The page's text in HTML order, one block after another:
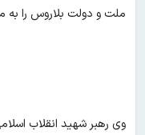
ملت و دولت بلاروس را به
وی رهبر شهید انقلاب